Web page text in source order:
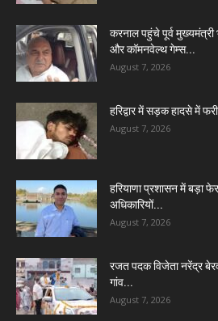
करनाल पहुंचे पूर्व
और कॉमनवेल्थ गेम्स...
August 7, 2026
हरिद्वार में सड़क हादसे में
August 7, 2026
हरियाणा प्रशासन में बड़ा
अधिकारियों...
August 7, 2026
रजत पदक विजेता नरेंद्र
गांव...
August 7, 2026